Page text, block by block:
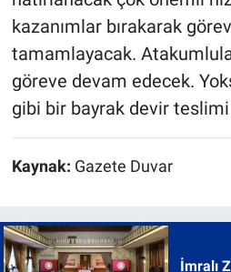
kazanımlar bırakarak
tamamlayacak.
göreve devam edecek.
gibi bir bayrak devir
Kaynak: Gazete Duvar
İmralı